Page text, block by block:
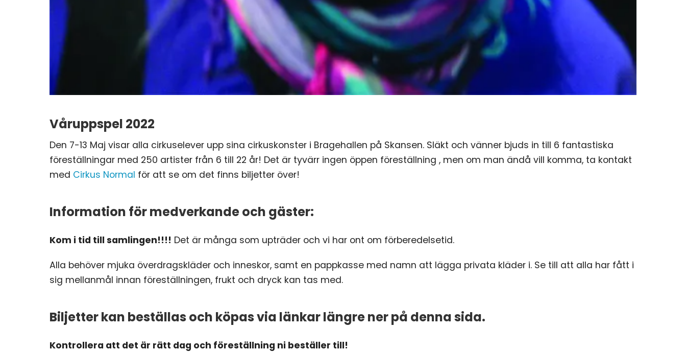
Våruppspel 2022
Den 7-13 Maj visar alla cirkuselever upp sina cirkuskonster i Bragehallen på Skansen. Släkt och vänner bjuds in till 6 fantastiska
föreställningar med 250 artister från 6 till 22 år! Det är tyvärr ingen öppen föreställning , men om man ändå vill komma, ta kontakt
med Cirkus Normal för att se om det finns biljetter över!
Information för medverkande och gäster:
Kom i tid till samlingen!!!! Det är många som upträder och vi har ont om förberedelsetid.
Alla behöver mjuka överdragskläder och inneskor, samt en pappkasse med namn att lägga privata kläder i. Se till att alla har fått i
sig mellanmål innan föreställningen, frukt och dryck kan tas med.
Biljetterkan beställas och köpas via länkar längre ner på denna sida.
Kontrollera att det är rätt dag och föreställning ni beställer till!